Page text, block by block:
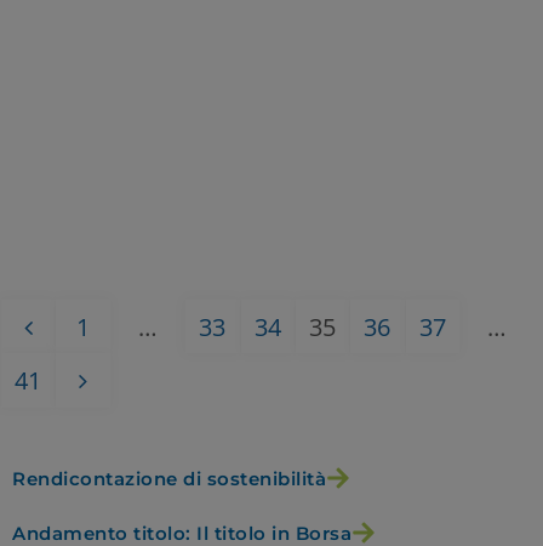
1 … 33 34 35 36 37
…
41
Rendicontazione di sostenibilità
Andamento titolo: Il titolo in Borsa